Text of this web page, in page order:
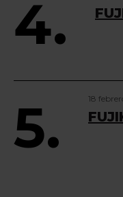
4.
5. 18